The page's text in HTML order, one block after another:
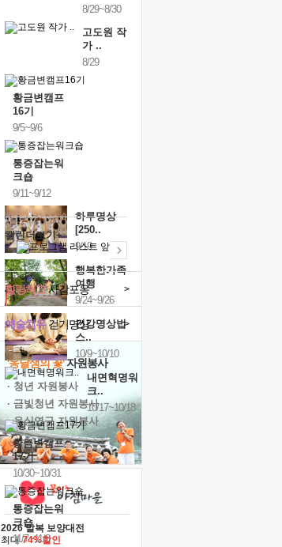
8/29~8/30
고도원 작
가 ..
8/29
황금변캠프
16기
9/5~9/6
통증잡는워
크숍
9/11~9/12
하루명상
[250..
9/19
행복한가족
여행
9/24~9/26
건강명상법
스..
10/9~10/10
내면혁명워
크..
10/17~10/18
황금변캠프
17기
10/30~10/31
통증잡는워
크숍
11/7~11/8
캘린더보기+
예술치유걷기명상 >
힐링허그사감포옹 >
'옹달샘의 꽃'자원봉사
· 청년 자원봉사
· 금빛청년 자원봉사
· 음식연구 자원봉사
2026 말복 보양대전
최대74%할인